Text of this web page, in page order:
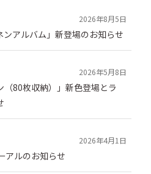
ンアルバム」新登場のお知らせ
（80枚収納）」新色登場とラ
アルのお知らせ